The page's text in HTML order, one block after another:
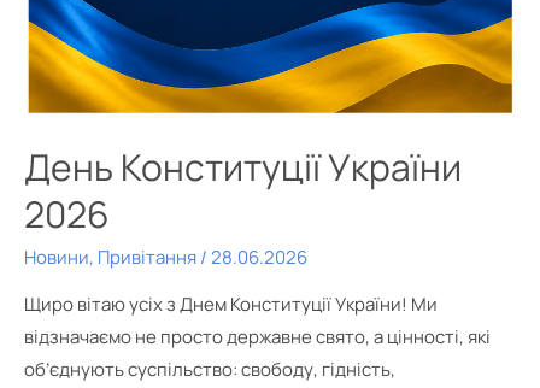
День Конституції України
2026
Новини, Привітання/28.06.2026
Щиро вітаю усіх з Днем Конституції України! Ми
відзначаємо не просто державне свято, а цінності, які
об’єднують суспільство: свободу, гідність,